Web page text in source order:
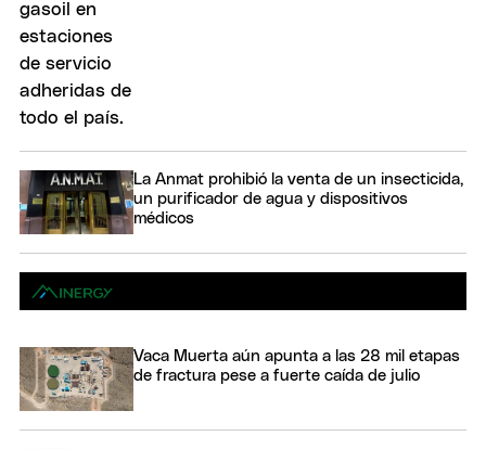
La Anmat prohibió la venta de un insecticida,
un purificador de agua y dispositivos
médicos
Vaca Muerta aún apunta a las 28 mil etapas
de fractura pese a fuerte caída de julio